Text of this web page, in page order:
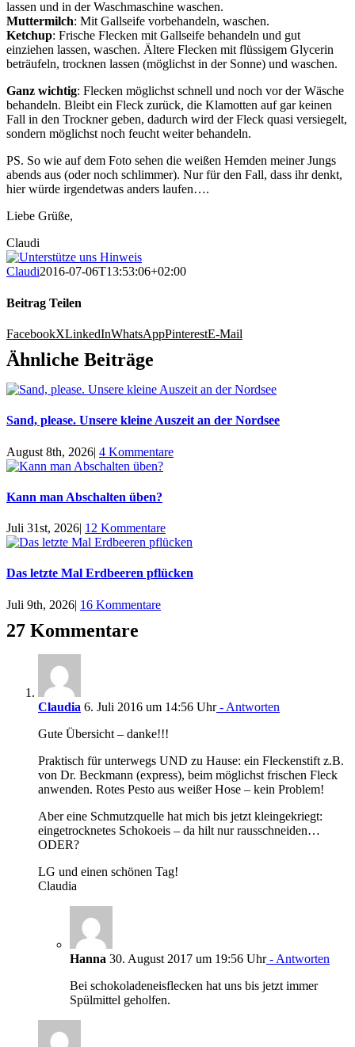
lassen und in der Waschmaschine waschen.
Muttermilch: Mit Gallseife vorbehandeln, waschen.
Ketchup: Frische Flecken mit Gallseife behandeln und gut
einziehen lassen, waschen. Ältere Flecken mit flüssigem Glycerin
beträufeln, trocknen lassen (möglichst in der Sonne) und waschen.
Ganz wichtig: Flecken möglichst schnell und noch vor der Wäsche
behandeln. Bleibt ein Fleck zurück, die Klamotten auf gar keinen
Fall in den Trockner geben, dadurch wird der Fleck quasi versiegelt,
sondern möglichst noch feucht weiter behandeln.
PS. So wie auf dem Foto sehen die weißen Hemden meiner Jungs
abends aus (oder noch schlimmer). Nur für den Fall, dass ihr denkt,
hier würde irgendetwas anders laufen….
Liebe Grüße,
Claudi
Claudi2016-07-06T13:53:06+02:00
Beitrag Teilen
FacebookXLinkedInWhatsAppPinterestE-Mail
Ähnliche Beiträge
Sand, please. Unsere kleine Auszeit an der Nordsee
August 8th, 2026| 4 Kommentare
Kann man Abschalten üben?
Juli 31st, 2026| 12 Kommentare
Das letzte Mal Erdbeeren pflücken
Juli 9th, 2026| 16 Kommentare
27 Kommentare
Claudia 6. Juli 2016 um 14:56 Uhr- Antworten
Gute Übersicht – danke!!!
Praktisch für unterwegs UND zu Hause: ein Fleckenstift z.B.
von Dr. Beckmann (express), beim möglichst frischen Fleck
anwenden. Rotes Pesto aus weißer Hose – kein Problem!
Aber eine Schmutzquelle hat mich bis jetzt kleingekriegt:
eingetrocknetes Schokoeis – da hilt nur rausschneiden…
ODER?
LG und einen schönen Tag!
Claudia
Hanna 30. August 2017 um 19:56 Uhr- Antworten
Bei schokoladeneisflecken hat uns bis jetzt immer
Spülmittel geholfen.